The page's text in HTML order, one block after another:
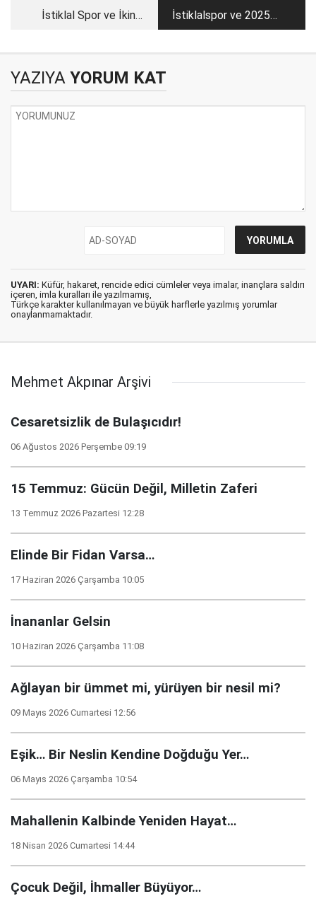
İstiklal Spor ve İkinci
İstiklalspor ve 2025-
26 Sezonu
YAZIYA YORUM KAT
UYARI: Küfür, hakaret, rencide edici cümleler veya imalar, inançlara saldırı
içeren, imla kuralları ile yazılmamış,
Türkçe karakter kullanılmayan ve büyük harflerle yazılmış yorumlar
onaylanmamaktadır.
Mehmet Akpınar Arşivi
Cesaretsizlik de Bulaşıcıdır!
06 Ağustos 2026 Perşembe 09:19
15 Temmuz: Gücün Değil, Milletin Zaferi
13 Temmuz 2026 Pazartesi 12:28
Elinde Bir Fidan Varsa…
17 Haziran 2026 Çarşamba 10:05
İnananlar Gelsin
10 Haziran 2026 Çarşamba 11:08
Ağlayan bir ümmet mi, yürüyen bir nesil mi?
09 Mayıs 2026 Cumartesi 12:56
Eşik… Bir Neslin Kendine Doğduğu Yer…
06 Mayıs 2026 Çarşamba 10:54
Mahallenin Kalbinde Yeniden Hayat…
18 Nisan 2026 Cumartesi 14:44
Çocuk Değil, İhmaller Büyüyor…